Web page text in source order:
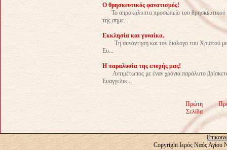
Ο θρησκευτικός φανατισμός!
Το απροκάλυπτο προσωπείο του θρησκευτικού
της σημε...
Εκκλησία και γυναίκα.
Τη συνάντηση και τον διάλογο του Χριστού με
Ευ...
Η παραλυσία της εποχής μας!
Αντιμέτωπος με έναν χρόνια παράλυτο
Ευαγγελικ...
Πρώτη
Σελίδα
Copyright Ιερός Ναός Αγίου